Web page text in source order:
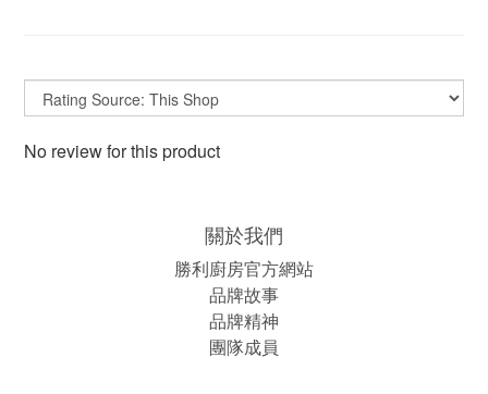
No review for this product
關於我們
勝利廚房官方網站
品牌故事
品牌精神
團隊成員